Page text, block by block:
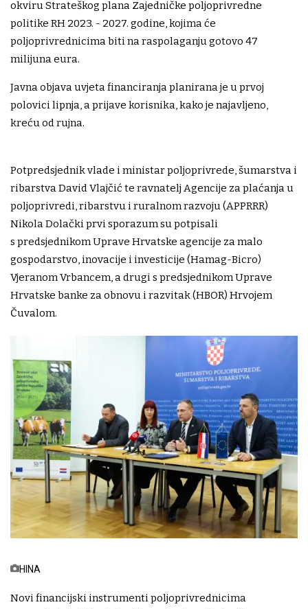
okviru Strateškog plana Zajedničke poljoprivredne
politike RH 2023. - 2027. godine, kojima će
poljoprivrednicima biti na raspolaganju gotovo 47
milijuna eura.
Javna objava uvjeta financiranja planirana je u prvoj
polovici lipnja, a prijave korisnika, kako je najavljeno,
kreću od rujna.
Potpredsjednik vlade i ministar poljoprivrede, šumarstva i
ribarstva David Vlajčić te ravnatelj Agencije za plaćanja u
poljoprivredi, ribarstvu i ruralnom razvoju (APPRRR)
Nikola Dolački prvi sporazum su potpisali
s predsjednikom Uprave Hrvatske agencije za malo
gospodarstvo, inovacije i investicije (Hamag-Bicro)
Vjeranom Vrbancem, a drugi s predsjednikom Uprave
Hrvatske banke za obnovu i razvitak (HBOR) Hrvojem
Čuvalom.
HINA
Novi financijski instrumenti poljoprivrednicima